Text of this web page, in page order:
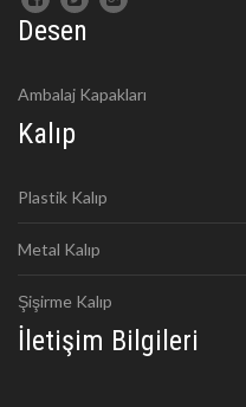
Desen
Ambalaj Kapakları
Kalıp
Plastik Kalıp
Metal Kalıp
Şişirme Kalıp
İletişim Bilgileri